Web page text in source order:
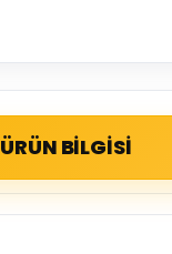
ÜRÜN BİLGİSİ